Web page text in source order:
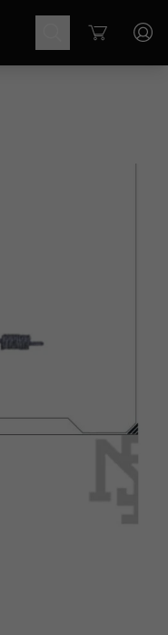
Cart